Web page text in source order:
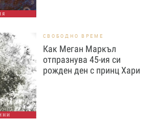
СВОБОДНО ВРЕМЕ
Как Меган Маркъл
отпразнува 45-ия си
рожден ден с принц Хари